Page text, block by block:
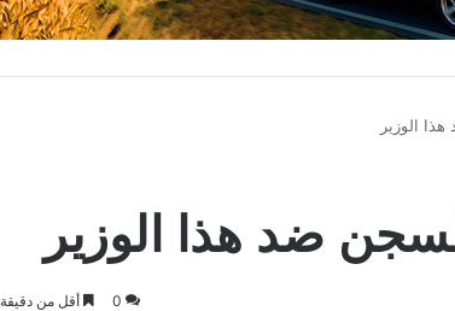
الوزير
ضد هذا الوزير
0 أقل من دقيقة